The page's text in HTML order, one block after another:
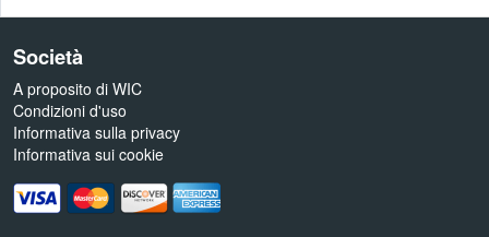
Società
A proposito di WIC
Condizioni d'uso
Informativa sulla privacy
Informativa sui cookie